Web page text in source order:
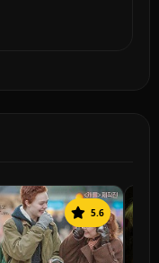
5.6